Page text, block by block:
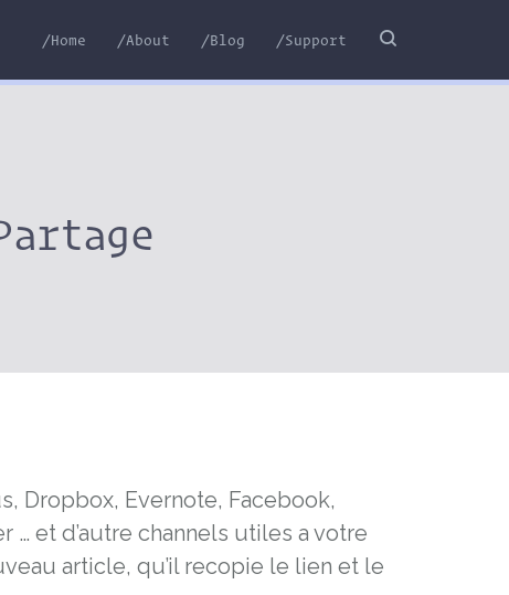
/Home /About /Blog /Support
Dropbox, Evernote, Facebook,
… et d’autre channels utiles a votre
article, qu’il recopie le lien et le